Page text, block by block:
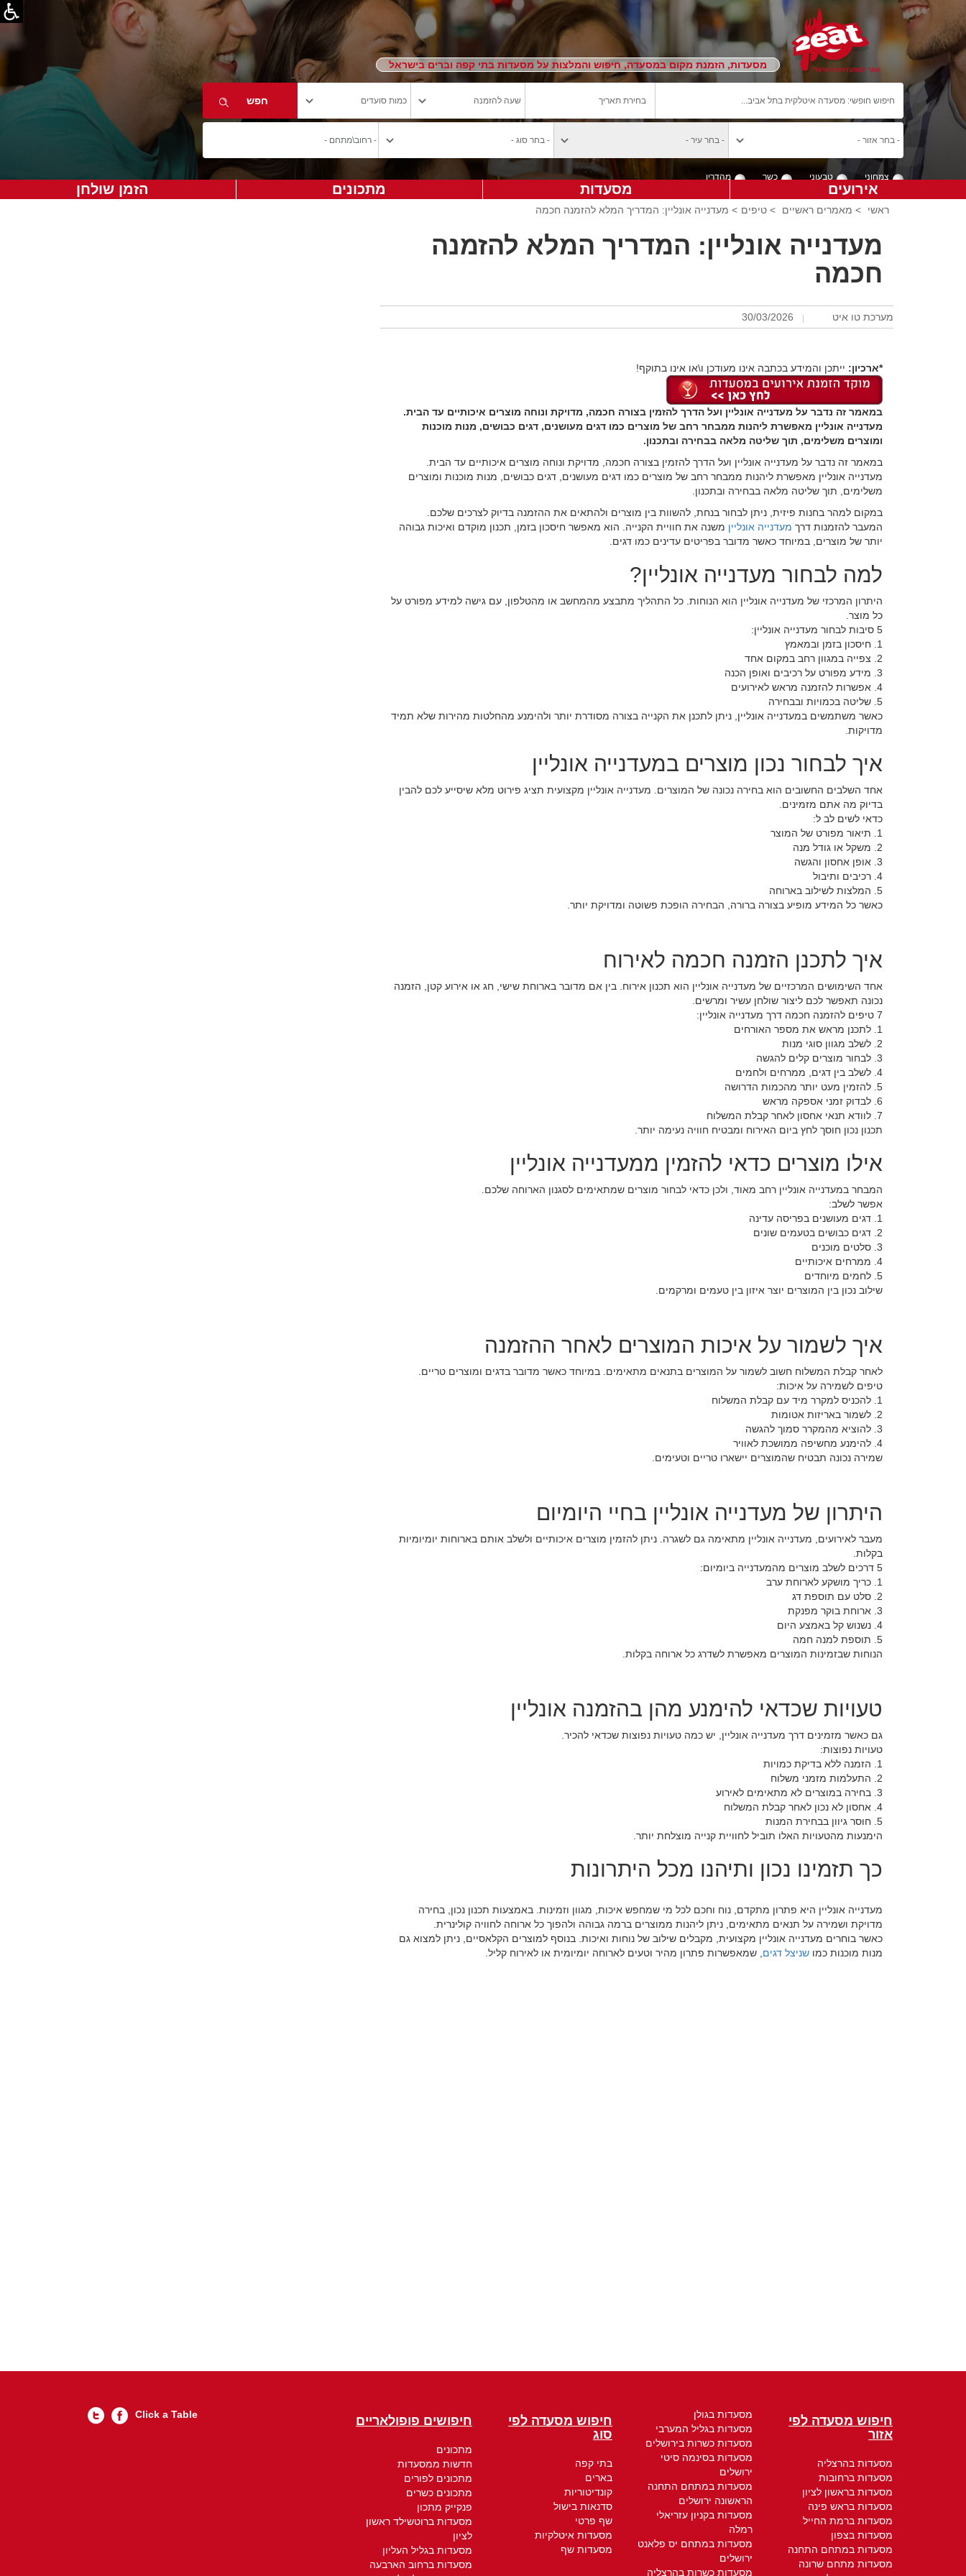
מסעדות, הזמנת מקום במסעדה, חיפוש והמלצות על מסעדות בתי קפה וברים בישראל
צמחוני טבעוני כשר מהדרין
אירועים מסעדות מתכונים הזמן שולחן
ראשי > מאמרים ראשיים > טיפים > מעדנייה אונליין: המדריך המלא להזמנה חכמה
מעדנייה אונליין: המדריך המלא להזמנה
חכמה
מערכת טו איט 30/03/2026
*ארכיון: ייתכן והמידע בכתבה אינו מעודכן ו\או אינו בתוקף!
במאמר זה נדבר על מעדנייה אונליין ועל הדרך להזמין בצורה חכמה, מדויקת ונוחה מוצרים איכותיים עד הבית.
מעדנייה אונליין מאפשרת ליהנות ממבחר רחב של מוצרים כמו דגים מעושנים, דגים כבושים, מנות מוכנות
ומוצרים משלימים, תוך שליטה מלאה בבחירה ובתכנון.
במאמר זה נדבר על מעדנייה אונליין ועל הדרך להזמין בצורה חכמה, מדויקת ונוחה מוצרים איכותיים עד הבית.
מעדנייה אונליין מאפשרת ליהנות ממבחר רחב של מוצרים כמו דגים מעושנים, דגים כבושים, מנות מוכנות ומוצרים
משלימים, תוך שליטה מלאה בבחירה ובתכנון.
במקום למהר בחנות פיזית, ניתן לבחור בנחת, להשוות בין מוצרים ולהתאים את ההזמנה בדיוק לצרכים שלכם.
המעבר להזמנות דרך מעדנייה אונליין משנה את חוויית הקנייה. הוא מאפשר חיסכון בזמן, תכנון מוקדם ואיכות גבוהה
יותר של מוצרים, במיוחד כאשר מדובר בפריטים עדינים כמו דגים.
למה לבחור מעדנייה אונליין?
היתרון המרכזי של מעדנייה אונליין הוא הנוחות. כל התהליך מתבצע מהמחשב או מהטלפון, עם גישה למידע מפורט על
כל מוצר.
5 סיבות לבחור מעדנייה אונליין:
1. חיסכון בזמן ובמאמץ
2. צפייה במגוון רחב במקום אחד
3. מידע מפורט על רכיבים ואופן הכנה
4. אפשרות להזמנה מראש לאירועים
5. שליטה בכמויות ובבחירה
כאשר משתמשים במעדנייה אונליין, ניתן לתכנן את הקנייה בצורה מסודרת יותר ולהימנע מהחלטות מהירות שלא תמיד
מדויקות.
איך לבחור נכון מוצרים במעדנייה אונליין
אחד השלבים החשובים הוא בחירה נכונה של המוצרים. מעדנייה אונליין מקצועית תציג פירוט מלא שיסייע לכם להבין
בדיוק מה אתם מזמינים.
כדאי לשים לב ל:
1. תיאור מפורט של המוצר
2. משקל או גודל מנה
3. אופן אחסון והגשה
4. רכיבים ותיבול
5. המלצות לשילוב בארוחה
כאשר כל המידע מופיע בצורה ברורה, הבחירה הופכת פשוטה ומדויקת יותר.
איך לתכנן הזמנה חכמה לאירוח
אחד השימושים המרכזיים של מעדנייה אונליין הוא תכנון אירוח. בין אם מדובר בארוחת שישי, חג או אירוע קטן, הזמנה
נכונה תאפשר לכם ליצור שולחן עשיר ומרשים.
7 טיפים להזמנה חכמה דרך מעדנייה אונליין:
1. לתכנן מראש את מספר האורחים
2. לשלב מגוון סוגי מנות
3. לבחור מוצרים קלים להגשה
4. לשלב בין דגים, ממרחים ולחמים
5. להזמין מעט יותר מהכמות הדרושה
6. לבדוק זמני אספקה מראש
7. לוודא תנאי אחסון לאחר קבלת המשלוח
תכנון נכון חוסך לחץ ביום האירוח ומבטיח חוויה נעימה יותר.
אילו מוצרים כדאי להזמין ממעדנייה אונליין
המבחר במעדנייה אונליין רחב מאוד, ולכן כדאי לבחור מוצרים שמתאימים לסגנון הארוחה שלכם.
אפשר לשלב:
1. דגים מעושנים בפריסה עדינה
2. דגים כבושים בטעמים שונים
3. סלטים מוכנים
4. ממרחים איכותיים
5. לחמים מיוחדים
שילוב נכון בין המוצרים יוצר איזון בין טעמים ומרקמים.
איך לשמור על איכות המוצרים לאחר ההזמנה
לאחר קבלת המשלוח חשוב לשמור על המוצרים בתנאים מתאימים. במיוחד כאשר מדובר בדגים ומוצרים טריים.
טיפים לשמירה על איכות:
1. להכניס למקרר מיד עם קבלת המשלוח
2. לשמור באריזות אטומות
3. להוציא מהמקרר סמוך להגשה
4. להימנע מחשיפה ממושכת לאוויר
שמירה נכונה תבטיח שהמוצרים יישארו טריים וטעימים.
היתרון של מעדנייה אונליין בחיי היומיום
מעבר לאירועים, מעדנייה אונליין מתאימה גם לשגרה. ניתן להזמין מוצרים איכותיים ולשלב אותם בארוחות יומיומיות
בקלות.
5 דרכים לשלב מוצרים מהמעדנייה ביומיום:
1. כריך מושקע לארוחת ערב
2. סלט עם תוספת דג
3. ארוחת בוקר מפנקת
4. נשנוש קל באמצע היום
5. תוספת למנה חמה
הנוחות שבזמינות המוצרים מאפשרת לשדרג כל ארוחה בקלות.
טעויות שכדאי להימנע מהן בהזמנה אונליין
גם כאשר מזמינים דרך מעדנייה אונליין, יש כמה טעויות נפוצות שכדאי להכיר.
טעויות נפוצות:
1. הזמנה ללא בדיקת כמויות
2. התעלמות מזמני משלוח
3. בחירה במוצרים לא מתאימים לאירוע
4. אחסון לא נכון לאחר קבלת המשלוח
5. חוסר גיוון בבחירת המנות
הימנעות מהטעויות האלו תוביל לחוויית קנייה מוצלחת יותר.
כך תזמינו נכון ותיהנו מכל היתרונות
מעדנייה אונליין היא פתרון מתקדם, נוח וחכם לכל מי שמחפש איכות, מגוון וזמינות. באמצעות תכנון נכון, בחירה
מדויקת ושמירה על תנאים מתאימים, ניתן ליהנות ממוצרים ברמה גבוהה ולהפוך כל ארוחה לחוויה קולינרית.
כאשר בוחרים מעדנייה אונליין מקצועית, מקבלים שילוב של נוחות ואיכות. בנוסף למוצרים הקלאסיים, ניתן למצוא גם
מנות מוכנות כמו שניצל דגים , שמאפשרות פתרון מהיר וטעים לארוחה יומיומית או לאירוח קליל.
חיפוש מסעדה לפי
אזור
מסעדות בהרצליה
מסעדות ברחובות
מסעדות בראשון לציון
מסעדות בראש פינה
מסעדות ברמת החייל
מסעדות בצפון
מסעדות במתחם התחנה
מסעדות מתחם שרונה
מסעדות בגולן
מסעדות בגליל המערבי
מסעדות כשרות בירושלים
מסעדות בסינמה סיטי
ירושלים
מסעדות במתחם התחנה
הראשונה ירושלים
מסעדות בקניון עזריאלי
רמלה
מסעדות במתחם יס פלאנט
ירושלים
מסעדות כשרות בהרצליה
חיפוש מסעדה לפי
סוג
בתי קפה
בארים
קונדיטוריות
סדנאות בישול
שף פרטי
מסעדות איטלקיות
מסעדות שף
חיפושים פופולאריים
מתכונים
חדשות ממסעדות
מתכונים לפורים
מתכונים כשרים
פנקייק מתכון
מסעדות ברוטשילד ראשון
לציון
מסעדות בגליל העליון
מסעדות ברחוב הארבעה
Click a Table